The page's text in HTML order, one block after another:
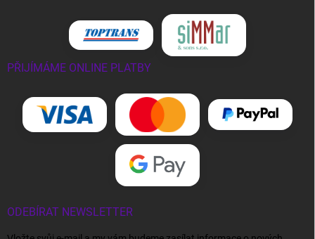
PŘIJÍMÁME ONLINE PLATBY
ODEBÍRAT NEWSLETTER